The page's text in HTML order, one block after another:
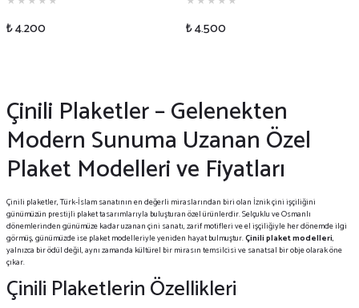
₺ 4.200 ₺ 4.500
Çinili Plaketler – Gelenekten
Modern Sunuma Uzanan Özel
Plaket Modelleri ve Fiyatları
Çinili plaketler, Türk-İslam sanatının en değerli miraslarından biri olan İznik çini işçiliğini
günümüzün prestijli plaket tasarımlarıyla buluşturan özel ürünlerdir. Selçuklu ve Osmanlı
dönemlerinden günümüze kadar uzanan çini sanatı, zarif motifleri ve el işçiliğiyle her dönemde ilgi
görmüş, günümüzde ise plaket modelleriyle yeniden hayat bulmuştur.Çinili plaket modelleri,
yalnızca bir ödül değil, aynı zamanda kültürel bir mirasın temsilcisi ve sanatsal bir obje olarak öne
çıkar.
Çinili Plaketlerin Özellikleri